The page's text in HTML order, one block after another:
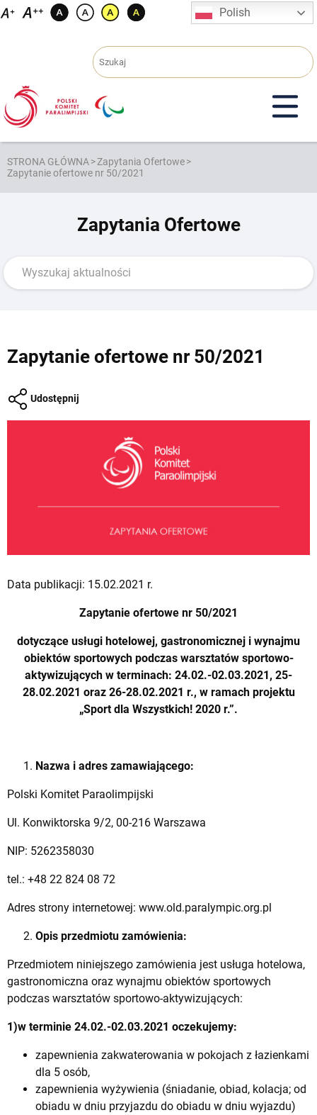
Przejdź
Polish
STRONA GŁÓWNA>Zapytania Ofertowe>
Zapytanie ofertowe nr 50/2021
Zapytania Ofertowe
Zapytanie ofertowe nr 50/2021
Udostępnij
Data publikacji: 15.02.2021 r.
Zapytanie ofertowe nr 50/2021
dotyczące usługi hotelowej, gastronomicznej i wynajmu
obiektów sportowych podczas warsztatów sportowo-
aktywizujących w terminach: 24.02.-02.03.2021, 25-
28.02.2021 oraz 26-28.02.2021 r., w ramach projektu
„Sport dla Wszystkich! 2020 r.”.
Nazwa i adres zamawiającego:
Polski Komitet Paraolimpijski
Ul. Konwiktorska 9/2, 00-216 Warszawa
NIP: 5262358030
tel.: +48 22 824 08 72
Adres strony internetowej: www.old.paralympic.org.pl
Opis przedmiotu zamówienia:
Przedmiotem niniejszego zamówienia jest usługa hotelowa,
gastronomiczna oraz wynajmu obiektów sportowych
podczas warsztatów sportowo-aktywizujących:
1)w terminie 24.02.-02.03.2021 oczekujemy:
zapewnienia zakwaterowania w pokojach z łazienkami
dla 5 osób,
zapewnienia wyżywienia (śniadanie, obiad, kolacja; od
obiadu w dniu przyjazdu do obiadu w dniu wyjazdu)